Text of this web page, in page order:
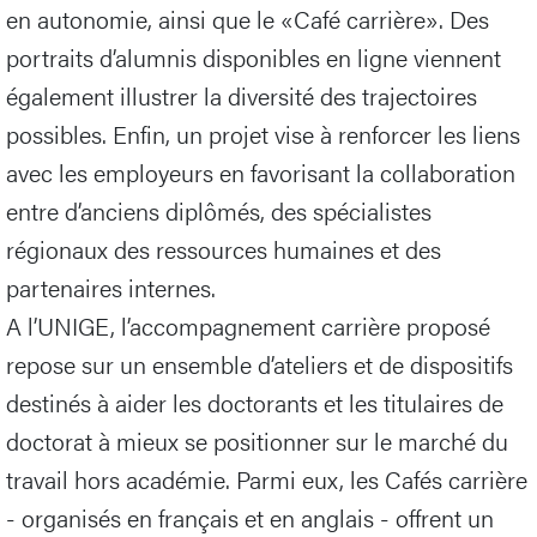
en autonomie, ainsi que le «Café carrière». Des
portraits d’alumnis disponibles en ligne viennent
également illustrer la diversité des trajectoires
possibles. Enfin, un projet vise à renforcer les liens
avec les employeurs en favorisant la collaboration
entre d’anciens diplômés, des spécialistes
régionaux des ressources humaines et des
partenaires internes.
A l’UNIGE, l’accompagnement carrière proposé
repose sur un ensemble d’ateliers et de dispositifs
destinés à aider les doctorants et les titulaires de
doctorat à mieux se positionner sur le marché du
travail hors académie. Parmi eux, les Cafés carrière
- organisés en français et en anglais - offrent un